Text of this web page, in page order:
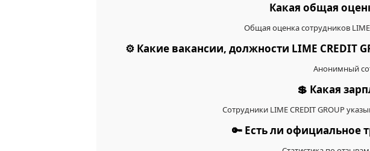
Какая общая
Общая оценка сотрудников
⚙️ Какие вакансии, должности LIME CREDIT
Анонимный
💲 Какая
Сотрудники LIME CREDIT GROUP
🔑 Есть ли официальное